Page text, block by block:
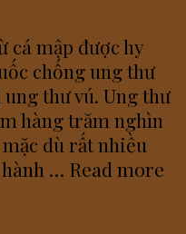
cá mập được hy
chống ung thư
thư vú. Ung thư
hàng trăm nghìn
dù rất nhiều
… Read more